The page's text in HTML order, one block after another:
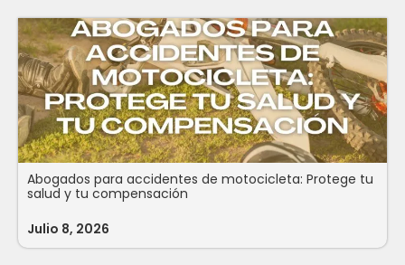
Abogados para accidentes de motocicleta: Protege tu
salud y tu compensación
Julio 8, 2026